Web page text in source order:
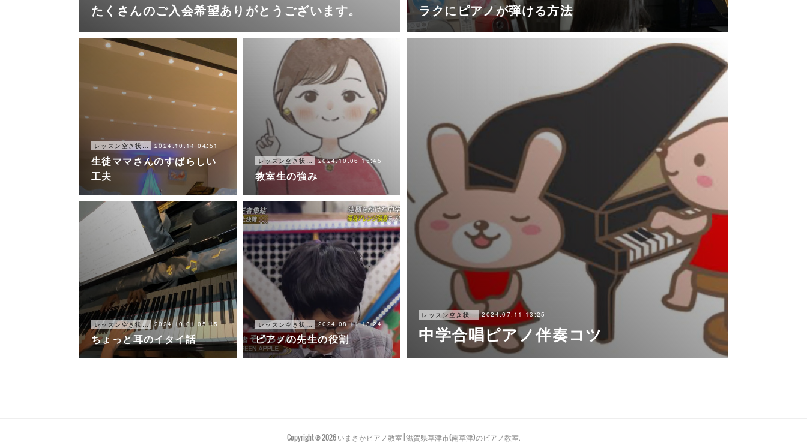
たくさんのご入会希望ありがとうございます。 ラクにピアノが弾ける方法
レッスン空き状況 2024.10.11 04:51
生徒ママさんのすばらしい
工夫
レッスン空き状況 2024.10.06 15:45
教室生の強み
レッスン空き状況 2024.10.01 05:15
ちょっと耳のイタイ話
2024.08.11 13:24
ピアノの先生の役割
レッスン空き状況 2024.07.11 13:25
中学合唱ピアノ伴奏コツ
Copyright ©2026いまさかピアノ教室 | 滋賀県草津市(南草津)のピアノ教室.